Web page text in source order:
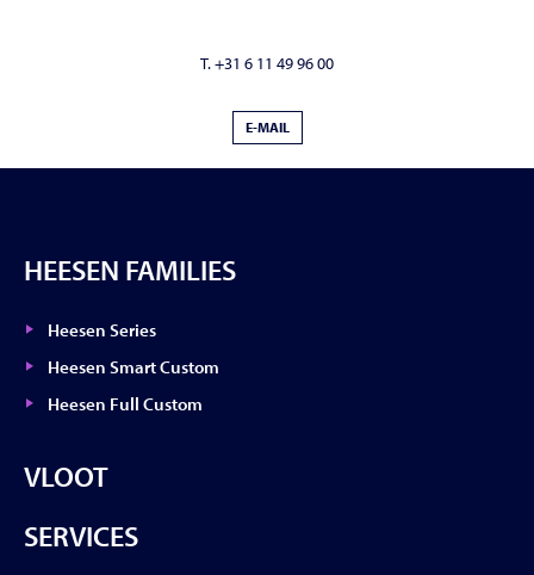
T. +31 6 11 49 96 00
E-MAIL
HEESEN FAMILIES
Heesen Series
Heesen Smart Custom
Heesen Full Custom
VLOOT
SERVICES